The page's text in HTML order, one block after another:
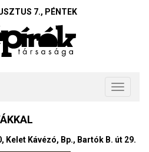
7., PÉNTEK
Toggle
Kelet Kávézó, Bp., Bartók B. út 29.